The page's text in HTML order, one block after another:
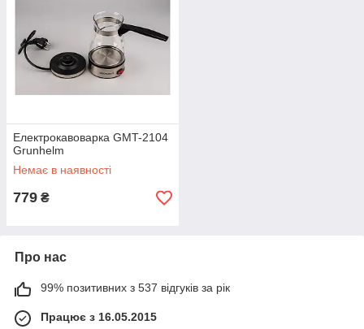
Електрокавоварка GMT-2104
Grunhelm
Немає в наявності
779 ₴
Про нас
99% позитивних з 537 відгуків за рік
Працює з 16.05.2015